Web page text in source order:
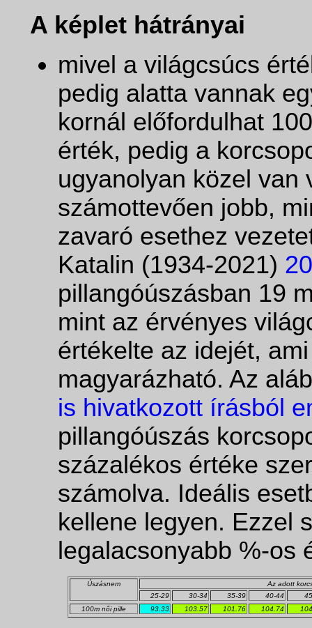
A képlet hátrányai
mivel a világcsúcs
pedig alatta vannak
kornál előfordulhat
érték, pedig a
ugyanolyan közel van
számottevően jobb,
zavaró esethez
Katalin (1934-2021)
pillangóúszásban 19
mint az érvényes
értékelte az idejét,
magyarázható. Az
is hivatkozott írásból
pillangóúszás
százalékos értéke
számolva. Ideális
kellene legyen. Ezzel
legalacsonyabb %-os
Úszásnem
Az adott
25-29
30-34 35-39 40-44
100m női pille
93.33 103.57 101.76 104.74